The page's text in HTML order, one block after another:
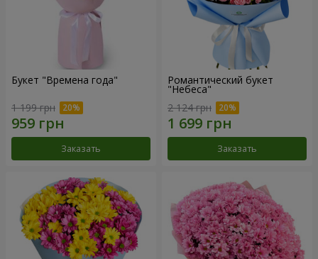
Букет "Времена года"
1 199 грн
Заказать
Романтический букет
"Небеса"
2 124 грн
Заказать